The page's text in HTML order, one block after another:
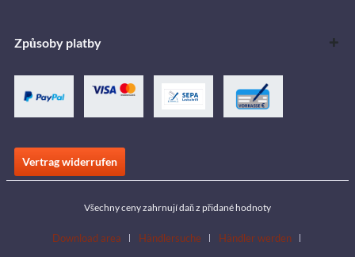
Způsoby platby
Vertrag widerrufen
Všechny ceny zahrnují daň z přidané hodnoty
Download area Händlersuche
Händler werden